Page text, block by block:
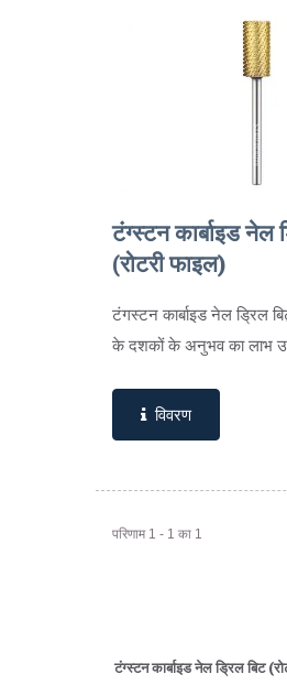
टंग्स्टन कार्बाइड नेल
(रोटरी फाइल)
टंगस्टन कार्बाइड नेल ड्रिल
के दशकों के अनुभव का लाभ
विवरण
परिणाम 1 - 1 का 1
टंग्स्टन कार्बाइड नेल ड्रिल बिट